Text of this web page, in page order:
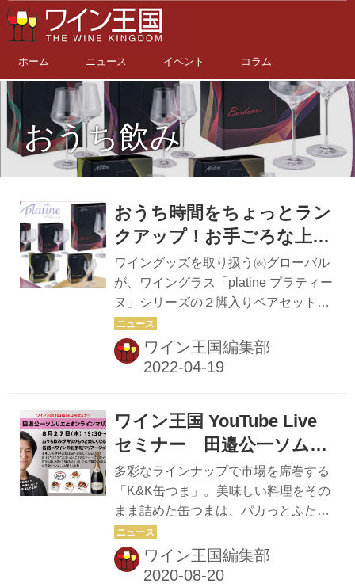
ホーム ニュース イベント コラム
おうち飲み
おうち時間をちょっとラン
クアップ！お手ごろな上質
グラスセット5種が新発
売。華やかパッケージでギ
フトにもぴったり。
ワイングッズを取り扱う㈱グローバル
が、ワイングラス「platine プラティー
ヌ」シリーズの２脚⼊りペアセット５
種を発売。 この「platine プラティー
ヌ」シリーズは、元々ホテルやレスト
ランなど業務店向けに販売していたワ
アセットのパッケージを作り、小売り
向けに販売することになったという。
ウル……スタイリッシュなワイングラ
ス。だけど食洗器OK！ うすくて滑ら
かな飲み口、香りと風味を引き出すボ
ウルのデザイン、そしてほっそりとし
た脚……上品でスタイリッシュなシル
エットが、おうちワインの時...
ワイン王国編集部
ワイン王国 YouTube Live
セミナー 田邉公一ソムリ
エが教える缶詰×ワインの
お手軽マリアージュ
多彩なラインナップで市場を席巻する
「K&K缶つま」。美味しい料理をその
まま詰めた缶つまは、パカっとふたを
開けるだけでワインにぴったりの立派
なディナーに早変わり！ 今回は、ソム
リエの田邉公一氏が『ワイン王国117
ワイン王国編集部